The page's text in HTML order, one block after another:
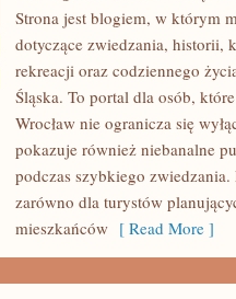
WROCŁAW
Strona jest blogiem, w którym
dotyczące zwiedzania, historii,
rekreacji oraz codziennego
Śląska. To portal dla osób,
Wrocław nie ogranicza się
pokazuje również niebanalne
podczas szybkiego
zarówno dla turystów
mieszkańców [ Read More ]